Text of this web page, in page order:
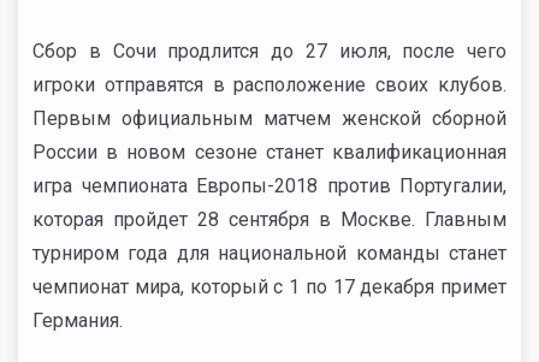
Сбор в Сочи продлится до 27 июля, после чего
игроки отправятся в расположение своих клубов.
Первым официальным матчем женской сборной
России в новом сезоне станет квалификационная
игра чемпионата Европы-2018 против Португалии,
которая пройдет 28 сентября в Москве. Главным
турниром года для национальной команды станет
чемпионат мира, который с 1 по 17 декабря примет
Германия.